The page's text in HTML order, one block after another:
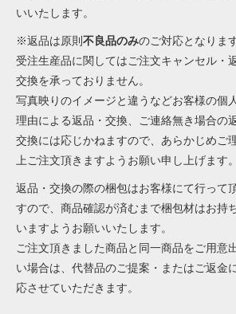
いいたします。
※返品は原則 不良品のみのご対応となります
受注生産品に関してはご注文キャンセル・
交換を承っておりません。
写真映りのイメージと違うなどお客様の個
理由による返品・交換、ご連絡無き場合の
交換には応じかねますので、あらかじめご
上ご注文頂きますようお願い申し上げます。
返品・交換の際の梱包はお客様にて行って
すので、商品確認が済むまで梱包材はお持
いますようお願いいたします。
ご注文頂きました商品と同一商品をご用意
い場合は、代替品のご提案・またはご返金
応させていただきます。